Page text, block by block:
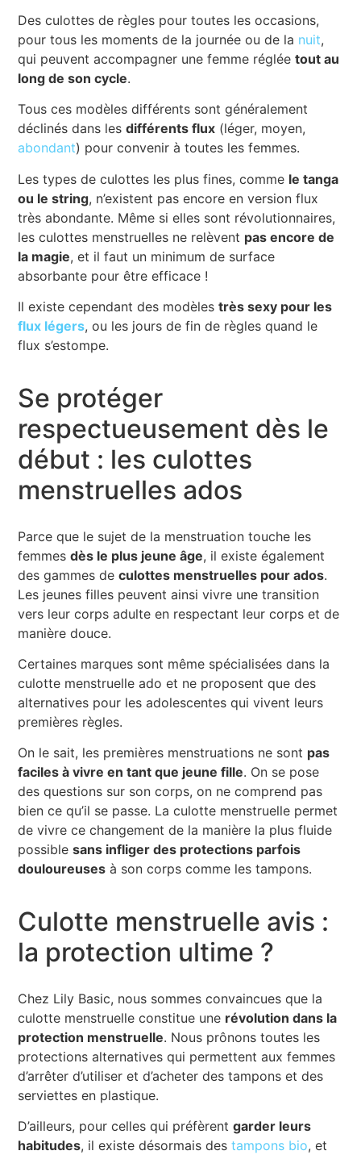
Des culottes de règles pour toutes les occasions,
pour tous les moments de la journée ou de la nuit,
qui peuvent accompagner une femme régléetout au
long de son cycle.
Tous ces modèles différents sont généralement
déclinés dans lesdifférents flux (léger, moyen,
abondant) pour convenir à toutes les femmes.
Les types de culottes les plus fines, comme le tanga
ou le string, n’existent pas encore en version flux
très abondante. Même si elles sont révolutionnaires,
les culottes menstruelles ne relèvent pas encore de
la magie, et il faut un minimum de surface
absorbante pour être efficace !
Il existe cependant des modèlestrès sexy pour les
flux légers, ou les jours de fin de règles quand le
flux s’estompe.
Se protéger
respectueusement dès le
début : les culottes
menstruelles ados
Parce que le sujet de la menstruation touche les
femmesdès le plus jeune âge, il existe également
des gammes deculottes menstruelles pour ados.
Les jeunes filles peuvent ainsi vivre une transition
vers leur corps adulte en respectant leur corps et de
manière douce.
Certaines marques sont même spécialisées dans la
culotte menstruelle ado et ne proposent que des
alternatives pour les adolescentes qui vivent leurs
premières règles.
On le sait, les premières menstruations ne sont pas
faciles à vivre en tant que jeune fille. On se pose
des questions sur son corps, on ne comprend pas
bien ce qu’il se passe. La culotte menstruelle permet
de vivre ce changement de la manière la plus fluide
possiblesans infliger des protections parfois
douloureuses à son corps comme les tampons.
Culotte menstruelle avis :
la protection ultime ?
Chez Lily Basic, nous sommes convaincues que la
culotte menstruelle constitue une révolution dans la
protection menstruelle. Nous prônons toutes les
protections alternatives qui permettent aux femmes
d’arrêter d’utiliser et d’acheter des tampons et des
serviettes en plastique.
D’ailleurs, pour celles qui préfèrentgarder leurs
habitudes, il existe désormais destampons bio, et